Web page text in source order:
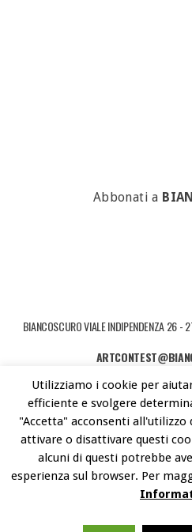
Abbonati a
BIANCOSCURO VIALE INDIPENDENZA 26
COPYRIGHT © 2026 ART CONTEST.
L'ARTE
Utilizziamo i cookie per
efficiente e svolgere
"Accetta" acconsenti all'utilizzo
attivare o disattivare questi
alcuni di questi potrebbe
esperienza sul browser. Per